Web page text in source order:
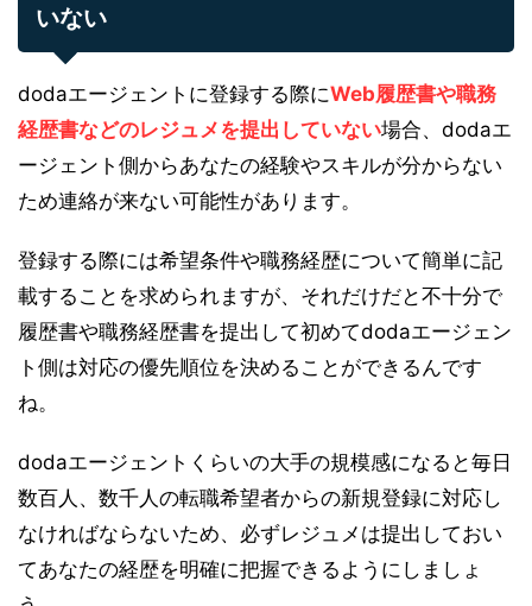
いない
dodaエージェントに登録する際にWeb履歴書や職務
経歴書などのレジュメを提出していない場合、dodaエ
ージェント側からあなたの経験やスキルが分からない
ため連絡が来ない可能性があります。
登録する際には希望条件や職務経歴について簡単に記
載することを求められますが、それだけだと不十分で
履歴書や職務経歴書を提出して初めてdodaエージェン
ト側は対応の優先順位を決めることができるんです
ね。
dodaエージェントくらいの大手の規模感になると毎日
数百人、数千人の転職希望者からの新規登録に対応し
なければならないため、必ずレジュメは提出しておい
てあなたの経歴を明確に把握できるようにしましょ